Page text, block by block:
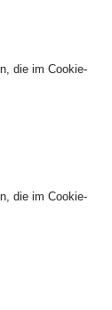
die im Cookie-
die im Cookie-